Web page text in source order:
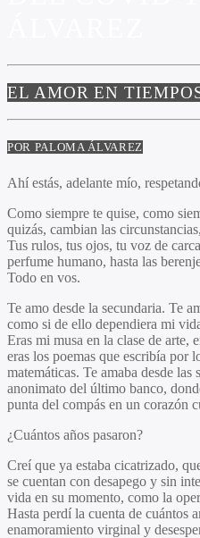
EL AMOR EN
POR PALOMA ÁLVAREZ
Ahí estás, adelante mío,
Como siempre te quise, como
quizás, cambian las
Tus rulos, tus ojos, tu voz de
perfume humano, hasta las
Todo en vos.
Te amo desde la secundaria. Te
como si de ello dependiera mi
Eras mi musa en la clase de arte,
eras los poemas que escribía por
matemáticas. Te amaba desde
anonimato del último banco,
punta del compás en un corazón
¿Cuántos años pasaron?
Creí que ya estaba cicatrizado,
se cuentan con desapego y sin
vida en su momento, como la
Hasta perdí la cuenta de cuántos
enamoramiento virginal y